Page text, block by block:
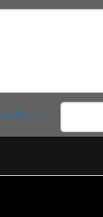
= ۶ بعلاوه ۵